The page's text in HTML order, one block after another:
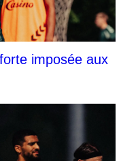
imposée aux